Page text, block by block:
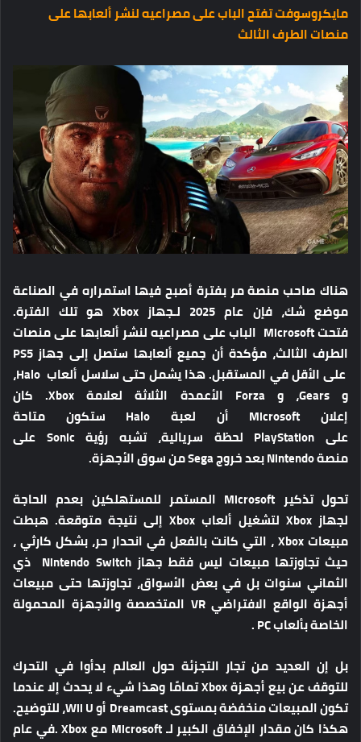
مايكروسوفت تفتح الباب على مصراعيه لنشر ألعابها على
منصات الطرف الثالث
هناك صاحب منصة مر بفترة أصبح فيها استمراره في الصناعة
موضع شك، فإن عام 2025 لـجهاز Xbox هو تلك الفترة.
فتحت Microsoft الباب على مصراعيه لنشر ألعابها على منصات
الطرف الثالث، مؤكدة أن جميع ألعابها ستصل إلى جهاز PS5
على الأقل في المستقبل. هذا يشمل حتى سلاسل ألعاب Halo،
و Gears، و Forza الأعمدة الثلاثة لعلامة Xbox. كان
إعلان Microsoft أن لعبة Halo ستكون متاحة
على PlayStation لحظة سريالية، تشبه رؤية Sonic على
منصة Nintendo بعد خروج Sega من سوق الأجهزة.
تحول تذكير Microsoft المستمر للمستهلكين بعدم الحاجة
لجهاز Xbox لتشغيل ألعاب Xbox إلى نتيجة متوقعة. هبطت
مبيعات Xbox ، التي كانت بالفعل في انحدار حر، بشكل كارثي ،
حيث تجاوزتها مبيعات ليس فقط جهاز Nintendo Switch ذي
الثماني سنوات بل في بعض الأسواق، تجاوزتها حتى مبيعات
أجهزة الواقع الافتراضي VR المتخصصة والأجهزة المحمولة
الخاصة بألعاب PC .
بل إن العديد من تجار التجزئة حول العالم بدأوا في التحرك
للتوقف عن بيع أجهزة Xbox تمامًا وهذا شيء لا يحدث إلا عندما
تكون المبيعات منخفضة بمستوى Dreamcast أو Wii U، للتوضيح.
هكذا كان مقدار الإخفاق الكبير لـ Microsoft مع Xbox .في عام